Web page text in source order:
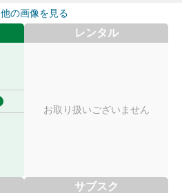
他の画像を見る
レンタル
お取り扱いございません
サブスク